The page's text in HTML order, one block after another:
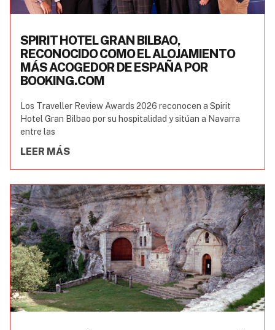
SPIRIT HOTEL GRAN BILBAO,
RECONOCIDO COMO EL ALOJAMIENTO
MÁS ACOGEDOR DE ESPAÑA POR
BOOKING.COM
Los Traveller Review Awards 2026 reconocen a Spirit
Hotel Gran Bilbao por su hospitalidad y sitúan a Navarra
entre las
LEER MÁS